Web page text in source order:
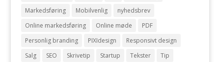
Markedsføring
Mobilvenlig
nyhedsbrev
Online markedsføring
Online møde
PDF
Personlig branding
PIXIdesign
Responsivt design
Salg
SEO Skrivetip Startup Tekster
Tip